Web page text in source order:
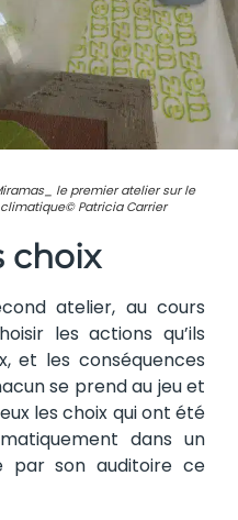
le premier atelier sur le
Patricia Carrier
choix
atelier, au cours
les actions qu’ils
et les conséquences
se prend au jeu et
les choix qui ont été
dans un
par son auditoire ce